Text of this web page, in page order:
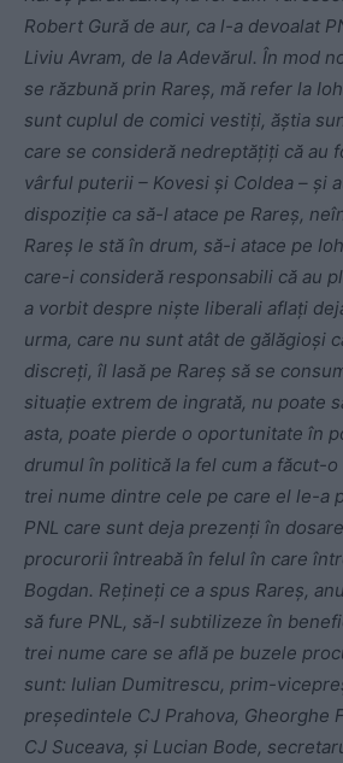
Robert Gură de aur, ca l-a devoalat
Liviu Avram, de la Adevărul. În mod
se răzbună prin Rareș, mă refer la
sunt cuplul de comici vestiți, ăștia
care se consideră nedreptățiți că au
vârful puterii – Kovesi și Coldea – și
dispoziție ca să-l atace pe Rareș,
Rareș le stă în drum, să-i atace pe
care-i consideră responsabili că au
a vorbit despre niște liberali aflați
urma, care nu sunt atât de gălăgioși
discreți, îl lasă pe Rareș să se
situație extrem de ingrată, nu poate
asta, poate pierde o oportunitate în
drumul în politică la fel cum a făcut-o
trei nume dintre cele pe care el le-a
PNL care sunt deja prezenți în
procurorii întreabă în felul în care
Bogdan. Rețineți ce a spus Rareș,
să fure PNL, să-l subtilizeze în
trei nume care se află pe buzele
sunt: Iulian Dumitrescu, prim-
președintele CJ Prahova, Gheorghe
CJ Suceava, și Lucian Bode,